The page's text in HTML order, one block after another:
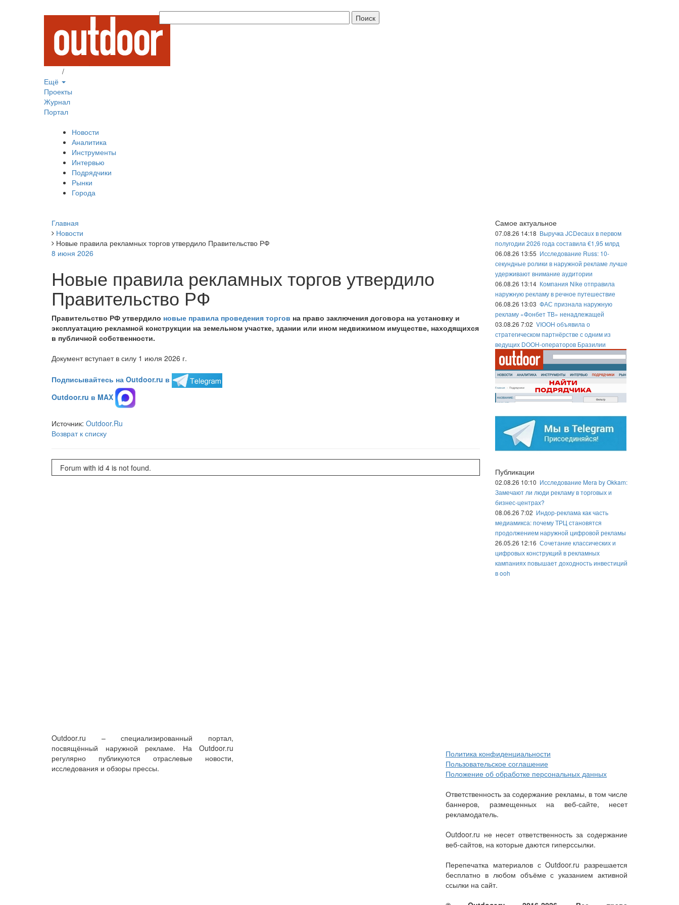
/
Ещё
Проекты
Журнал
Портал
Новости
Аналитика
Инструменты
Интервью
Подрядчики
Рынки
Города
Главная
Новости
Новые правила рекламных торгов утвердило Правительство РФ
8 июня 2026
Новые правила рекламных торгов утвердило
Правительство РФ
Правительство РФ утвердило новые правила проведения торгов на право заключения договора на установку и
эксплуатацию рекламной конструкции на земельном участке, здании или ином недвижимом имуществе, находящихся
в публичной собственности.
Документ вступает в силу 1 июля 2026 г.
Подписывайтесь на Outdoor.ru в
Outdoor.ru в MAX
Источник: Outdoor.Ru
Возврат к списку
Forum with id 4 is not found.
Самое актуальное
07.08.26 14:18 Выручка JCDecaux в первом
полугодии 2026 года составила €1,95 млрд
06.08.26 13:55 Исследование Russ: 10-
секундные ролики в наружной рекламе лучше
удерживают внимание аудитории
06.08.26 13:14 Компания Nike отправила
наружную рекламу в речное путешествие
06.08.26 13:03 ФАС признала наружную
рекламу «Фонбет ТВ» ненадлежащей
03.08.26 7:02 VIOOH объявила о
стратегическом партнёрстве с одним из
ведущих DOOH-операторов Бразилии
Публикации
02.08.26 10:10 Исследование Mera by Okkam:
Замечают ли люди рекламу в торговых и
бизнес-центрах?
08.06.26 7:02 Индор-реклама как часть
медиамикса: почему ТРЦ становятся
продолжением наружной цифровой рекламы
26.05.26 12:16 Сочетание классических и
цифровых конструкций в рекламных
кампаниях повышает доходность инвестиций
в ooh
Outdoor.ru – специализированный портал,
посвящённый наружной рекламе. На Outdoor.ru
регулярно публикуются отраслевые новости,
исследования и обзоры прессы.
Политика конфиденциальности
Пользовательское соглашение
Положение об обработке персональных данных
Ответственность за содержание рекламы, в том числе
баннеров, размещенных на веб-сайте, несет
рекламодатель.
Outdoor.ru не несет ответственность за содержание
веб-сайтов, на которые даются гиперссылки.
Перепечатка материалов с Outdoor.ru разрешается
бесплатно в любом объёме с указанием активной
ссылки на сайт.